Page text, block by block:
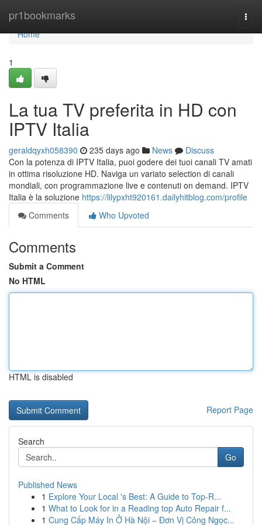
pr1bookmarks
Home
Home
1
La tua TV preferita in HD con
IPTV Italia
geraldqyxh058390 235 days ago News
Discuss
Con la potenza di IPTV Italia, puoi godere dei tuoi canali TV amati
in ottima risoluzione HD. Naviga un variato selection di canali
mondiali, con programmazione live e contenuti on demand. IPTV
Italia è la soluzione https://lilypxht920161.dailyhitblog.com/profile
Comments
Who Upvoted
Comments
Submit a Comment
No HTML
HTML is disabled
Report Page
Search
Go
Published News
1 Explore Your Local 's Best: A Guide to Top-R...
1 What to Look for in a Reading top Auto Repair f...
1 Cung Cấp Máy In Ở Hà Nội – Đơn Vị Công Ngọc...